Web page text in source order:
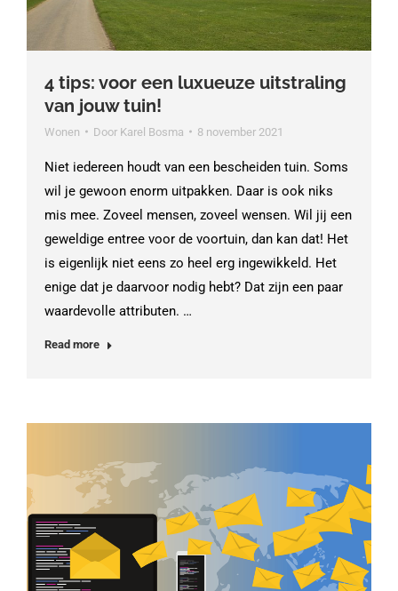
4 tips: voor een luxueuze uitstraling
van jouw tuin!
Wonen Door Karel Bosma 8 november 2021
Niet iedereen houdt van een bescheiden tuin. Soms
wil je gewoon enorm uitpakken. Daar is ook niks
mis mee. Zoveel mensen, zoveel wensen. Wil jij een
geweldige entree voor de voortuin, dan kan dat! Het
is eigenlijk niet eens zo heel erg ingewikkeld. Het
enige dat je daarvoor nodig hebt? Dat zijn een paar
waardevolle attributen. …
Read more